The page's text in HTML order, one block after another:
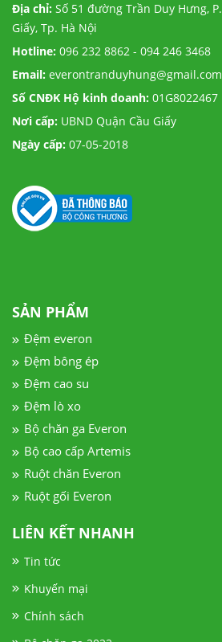
Địa chỉ: Số 51 đường Trần Duy Hưng,
Giấy, Tp. Hà Nội
Hotline: 096 232 8862 - 094 246 3468
Email: everontranduyhung@gmail.com
Số CNĐK Hộ kinh doanh: 01G8022467
Nơi cấp: UBND Quận Cầu Giấy
Ngày cấp: 07-05-2018
SẢN PHẨM
Đệm everon
Đệm bông ép
Đệm cao su
Đệm lò xo
Bộ chăn ga Everon
Bộ cao cấp Artemis
Ruột chăn Everon
Ruột gối Everon
LIÊN KẾT NHANH
Tin tức
Khuyến mại
Chính sách